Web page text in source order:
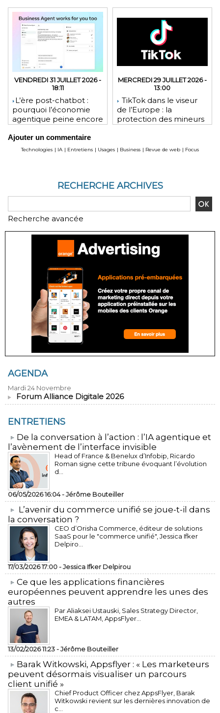
VENDREDI 31 JUILLET 2026 -
18:11
​L’ère post-chatbot :
pourquoi l’économie
agentique peine encore
financières
MERCREDI 29 JUILLET 2026 -
13:00
TikTok dans le viseur
de l’Europe : la
protection des mineurs
Ajouter un commentaire
Technologies | IA | Entretiens | Usages | Business | Revue de web | Focus
RECHERCHE ARCHIVES
Recherche avancée
AGENDA
Mardi 24 Novembre
Forum Alliance Digitale 2026
ENTRETIENS
​De la conversation à l’action : l’IA agentique et
l’avènement de l’interface invisible
Head of France & Benelux d’Infobip, Ricardo
Roman signe cette tribune évoquant l’évolution
d...
06/05/2026 16:04 -Jérôme Bouteiller
L’avenir du commerce unifié se joue-t-il dans
la conversation ?
CEO d’Orisha Commerce, éditeur de solutions
SaaS pour le "commerce unifié", Jessica Ifker
Delpiro...
17/03/2026 17:00 -Jessica Ifker Delpirou
​Ce que les applications financières
européennes peuvent apprendre les unes des
autres
Par Aliaksei Ustauski, Sales Strategy Director,
EMEA & LATAM, AppsFlyer...
13/02/2026 11:23 -Jérôme Bouteiller
​Barak Witkowski, Appsflyer : « Les marketeurs
peuvent désormais visualiser un parcours
client unifié »
Chief Product Officer chez AppsFlyer, ​Barak
Witkowski revient sur les dernières innovation de
c...